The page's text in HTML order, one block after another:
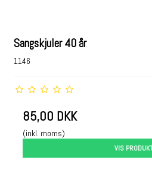
Sangskjuler 40 år
1146
85,00 DKK
(inkl. moms)
VIS